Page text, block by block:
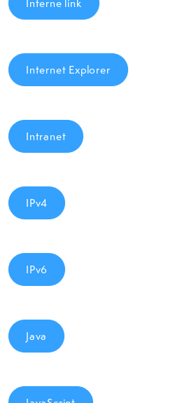
Interne link
Internet Explorer
Intranet
IPv4
IPv6
Java